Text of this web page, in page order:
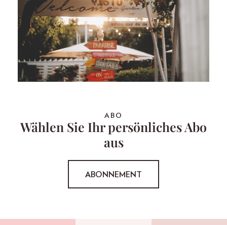
ABO
Wählen Sie Ihr persönliches Abo
aus
ABONNEMENT